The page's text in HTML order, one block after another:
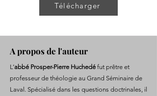
Télécharger
A propos de l'auteur
L’abbé Prosper-Pierre Huchedé fut prêtre et
professeur de théologie au Grand Séminaire de
Laval. Spécialisé dans les questions doctrinales, il